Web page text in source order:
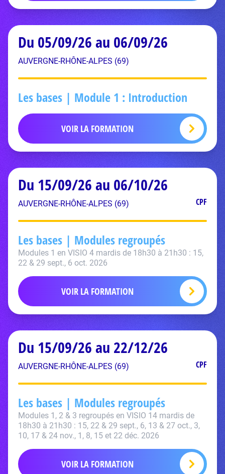
Du 05/09/26 au 06/09/26
AUVERGNE-RHÔNE-ALPES (69)
Les bases | Module 1 : Introduction
VOIR LA FORMATION
Du 15/09/26 au 06/10/26
AUVERGNE-RHÔNE-ALPES (69) CPF
Les bases | Modules regroupés
Modules 1 en VISIO 4 mardis de 18h30 à 21h30 : 15,
22 & 29 sept., 6 oct. 2026
VOIR LA FORMATION
Du 15/09/26 au 22/12/26
AUVERGNE-RHÔNE-ALPES (69) CPF
Les bases | Modules regroupés
Modules 1, 2 & 3 regroupés en VISIO 14 mardis de
18h30 à 21h30 : 15, 22 & 29 sept., 6, 13 & 27 oct., 3,
10, 17 & 24 nov., 1, 8, 15 et 22 déc. 2026
VOIR LA FORMATION